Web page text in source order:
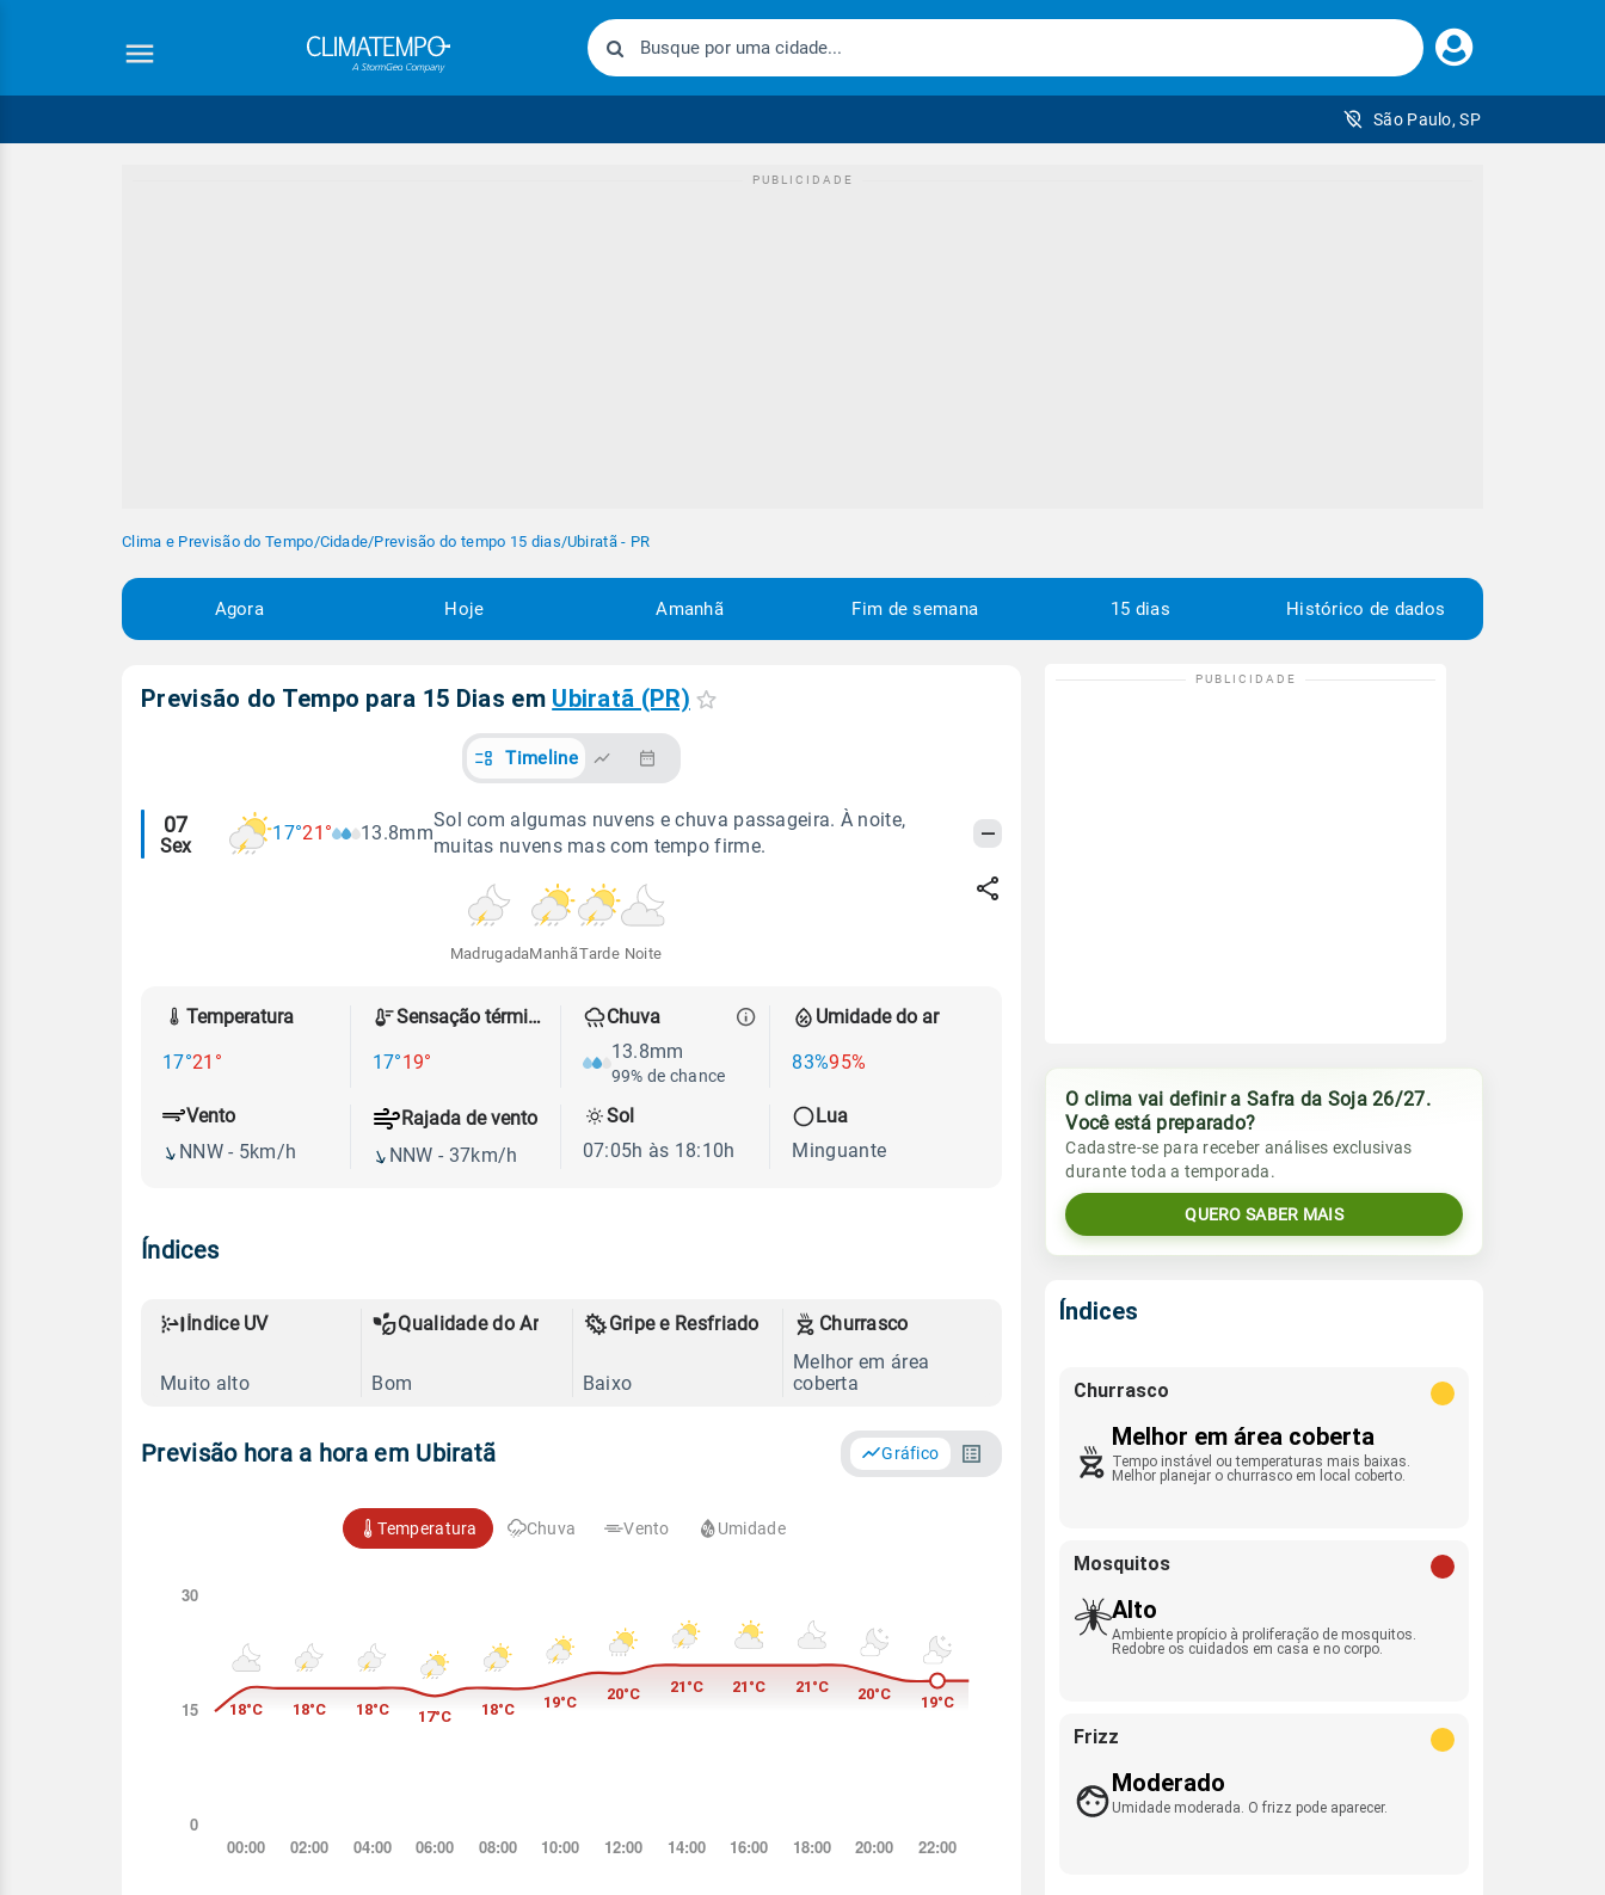
Faça
seu
São Paulo, SP
Clima e Previsão do Tempo/Cidade/Previsão do tempo 15 dias/Ubiratã - PR
Agora Hoje Amanhã Fim de semana 15 dias Histórico de dados
Previsão do Tempo para 15 Dias em Ubiratã (PR)
Timeline
Alertas
meteorológicos
07
Sex
17°21° 13.8mm
Sol com algumas nuvens e chuva passageira. À noite,
muitas nuvens mas com tempo firme.
MadrugadaManhãTarde Noite
Temperatura
17°21°
Sensação térmica
17°19°
Chuva
13.8mm
99% de chance
Umidade do ar
83%95%
Vento
NNW - 5km/h
Rajada de vento
NNW - 37km/h
Sol
07:05h às 18:10h
Lua
Minguante
Índices
Índice UV
Muito alto
Qualidade do Ar
Bom
Gripe e Resfriado
Baixo
Churrasco
Melhor em área
coberta
Previsão hora a hora em Ubiratã Gráfico
Temperatura Chuva Vento Umidade
O clima vai definir a Safra da Soja 26/27.
Você está preparado?
Cadastre-se para receber análises exclusivas
durante toda a temporada.
QUERO SABER MAIS
Índices
Churrasco
Melhor em área coberta
Tempo instável ou temperaturas mais baixas.
Melhor planejar o churrasco em local coberto.
Mosquitos
Alto
Ambiente propício à proliferação de mosquitos.
Redobre os cuidados em casa e no corpo.
Frizz
Moderado
Umidade moderada. O frizz pode aparecer.